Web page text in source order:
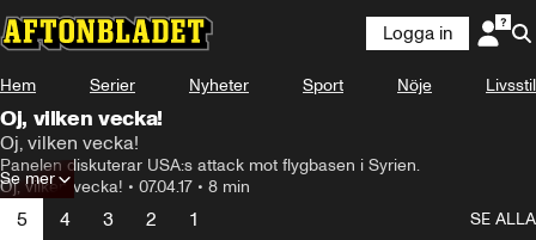
Logga in
Hem Serier Nyheter Sport Nöje Livsstil
Oj, vilken vecka!
Oj, vilken vecka!
Panelen diskuterar USA:s attack mot flygbasen i Syrien.
Oj, vilken vecka! • 07.04.17 • 8 min
Se mer
5 4 3 2 1
SE ALLA